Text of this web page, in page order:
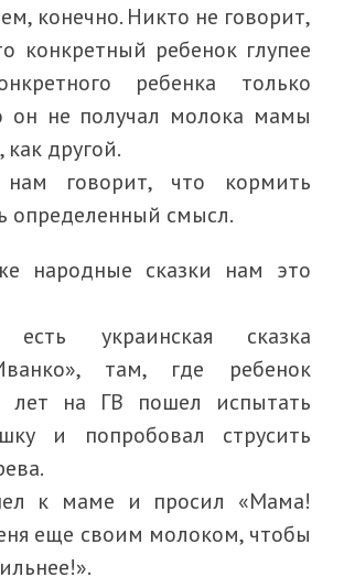
конечно. Никто не говорит,
конкретный ребенок глупее
ребенка только
он не получал молока мамы
как другой.
говорит, что кормить
определенный смысл.
народные сказки нам это
есть украинская сказка
там, где ребенок
лет на ГВ пошел испытать
и попробовал струсить
к маме и просил «Мама!
еще своим молоком, чтобы